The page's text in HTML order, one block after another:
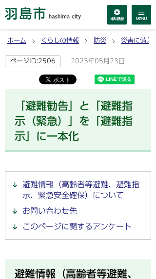
ホーム くらしの情報 防災 災害に備える
ページID:2506 2023年05月23日
「避難勧告」と「避難指
示（緊急）」を「避難指
示」に一本化
避難情報（高齢者等避難、避難指
示、緊急安全確保）について
お問い合わせ先
このページに関するアンケート
避難情報（高齢者等避難、